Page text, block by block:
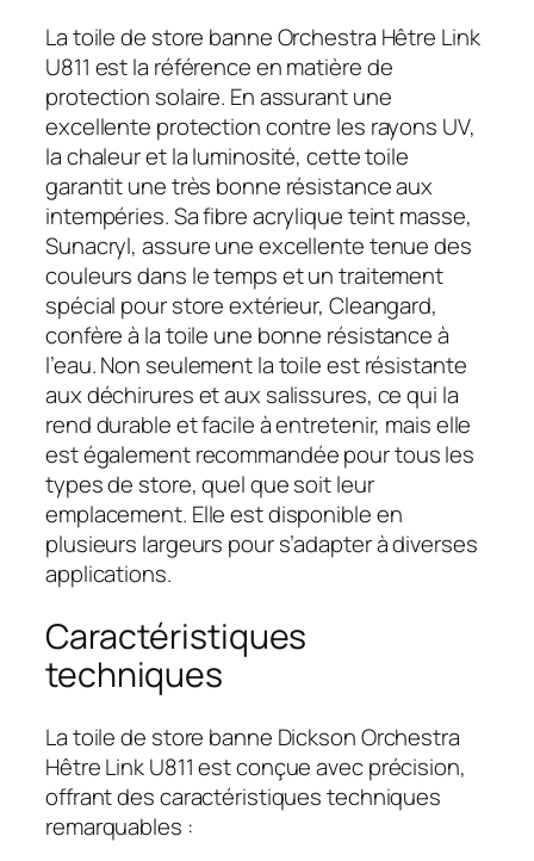
La toile de store banne Orchestra Hêtre Link
U811 est la référence en matière de
protection solaire. En assurant une
excellente protection contre les rayons UV,
la chaleur et la luminosité, cette toile
garantit une très bonne résistance aux
intempéries. Sa fibre acrylique teint masse,
Sunacryl, assure une excellente tenue des
couleurs dans le temps et un traitement
spécial pour store extérieur, Cleangard,
confère à la toile une bonne résistance à
l’eau. Non seulement la toile est résistante
aux déchirures et aux salissures, ce qui la
rend durable et facile à entretenir, mais elle
est également recommandée pour tous les
types de store, quel que soit leur
emplacement. Elle est disponible en
plusieurs largeurs pour s’adapter à diverses
applications.
Caractéristiques
techniques
La toile de store banne Dickson Orchestra
Hêtre Link U811 est conçue avec précision,
offrant des caractéristiques techniques
remarquables :